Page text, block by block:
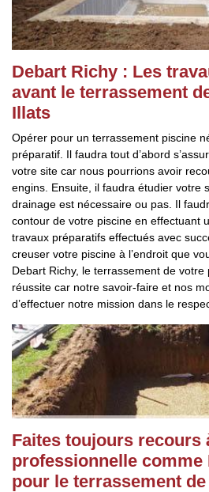
Debart Richy : Les
avant le terrassement
Illats
Opérer pour un terrassement piscine
préparatif. Il faudra tout d’abord
votre site car nous pourrions avoir
engins. Ensuite, il faudra étudier votre
drainage est nécessaire ou pas. Il
contour de votre piscine en effectuant
travaux préparatifs effectués avec
creuser votre piscine à l’endroit que
Debart Richy, le terrassement de
réussite car notre savoir-faire et nos
d’effectuer notre mission dans le
Faites toujours recours
professionnelle comme
pour le terrassement